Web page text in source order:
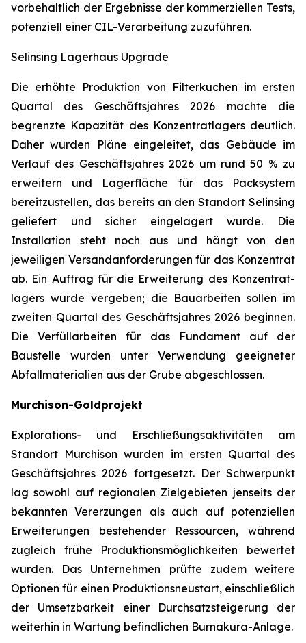
vorbehaltlich der Ergebnisse der kommerziellen Tests,
potenziell einer CIL-Verarbeitung zuzuführen.
Selinsing Lagerhaus Upgrade
Die erhöhte Produktion von Filterkuchen im ersten
Quartal des Geschäftsjahres 2026 machte die
begrenzte Kapazität des Konzen­tratlagers deutlich.
Daher wurden Pläne eingeleitet, das Gebäude im
Verlauf des Geschäftsjahres 2026 um rund 50 % zu
erweitern und Lagerfläche für das Packsystem
bereitzustellen, das bereits an den Standort Selinsing
geliefert und sicher eingelagert wurde. Die
Installation steht noch aus und hängt von den
jeweiligen Versandanforderungen für das Konzentrat
ab. Ein Auftrag für die Erweiterung des Konzentrat­
lagers wurde vergeben; die Bauarbeiten sollen im
zweiten Quartal des Geschäftsjahres 2026 beginnen.
Die Verfüllarbeiten für das Fundament auf der
Baustelle wurden unter Verwendung geeigneter
Abfallmaterialien aus der Grube abgeschlossen.
Murchison-Goldprojekt
Explorations- und Erschließungsaktivitäten am
Standort Murchison wurden im ersten Quartal des
Geschäftsjahres 2026 fortgesetzt. Der Schwerpunkt
lag sowohl auf regionalen Zielgebieten jenseits der
bekannten Vererzungen als auch auf potenziellen
Erweiterungen bestehender Ressourcen, während
zugleich frühe Produktionsmöglichkeiten bewertet
wurden. Das Unternehmen prüfte zudem weitere
Optionen für einen Produktionsneustart, einschließlich
der Umsetzbarkeit einer Durchsatzsteigerung der
weiterhin in Wartung befindlichen Burnakura-Anlage.